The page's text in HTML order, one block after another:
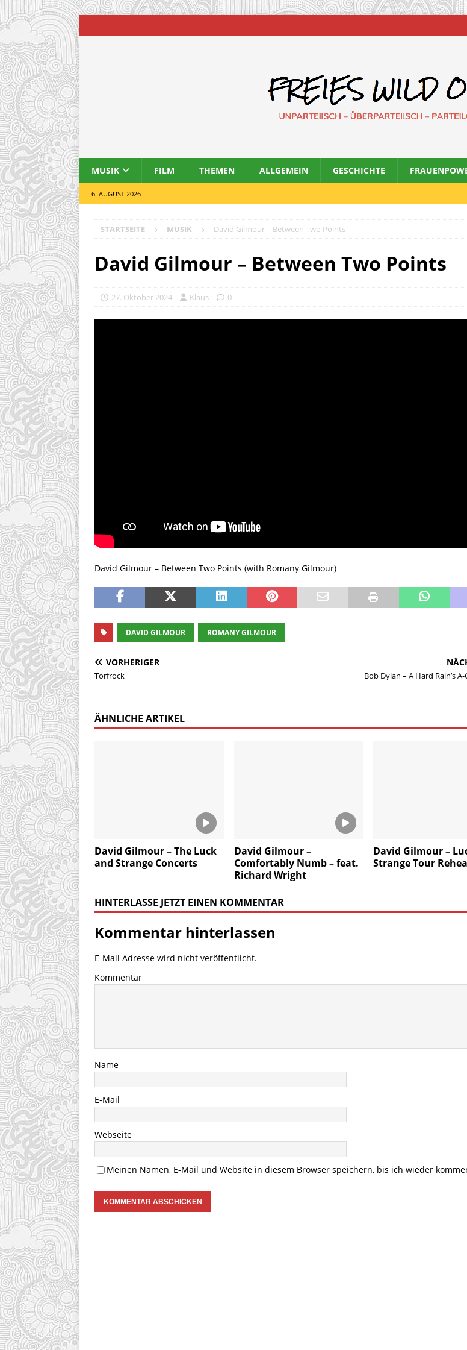
MUSIK FILM THEMEN ALLGEMEIN GESCHICHTE
6. AUGUST 2026
STARTSEITE MUSIK David Gilmour – Between Two Points
David Gilmour – Between Two Points
27. Oktober 2024 Klaus 0
David Gilmour – Between Two Points (with Romany Gilmour)
DAVID GILMOUR ROMANY GILMOUR
VORHERIGER
Torfrock Bob Dylan – A Hard Rain’s
ÄHNLICHE ARTIKEL
David Gilmour – The Luck
and Strange Concerts
David Gilmour –
Comfortably Numb – feat.
Richard Wright
David Gilmour –
Strange Tour
HINTERLASSE JETZT EINEN KOMMENTAR
Kommentar hinterlassen
E-Mail Adresse wird nicht veröffentlicht.
Kommentar
Name
E-Mail
Webseite
Meinen Namen, E-Mail und Website in diesem Browser speichern, bis ich wieder